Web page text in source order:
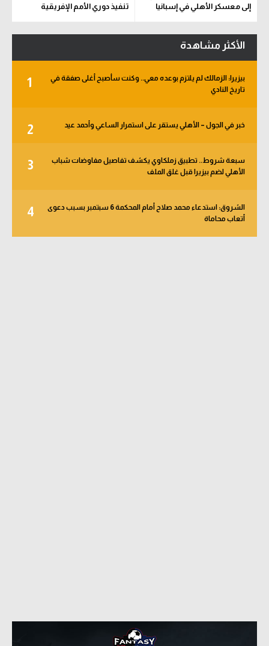
إلى معسكر الأهلي في إسبانيا
تنفيذ دوري الأمم الإفريقية
الأكثر مشاهدة
1
بيزيرا: الزمالك لم يلتزم بوعده معي.. وكنت سأصبح أغلى صفقة في
تاريخ النادي
2 خبر في الجول – الأهلي يستقر على استمرار الساعي وأحمد عيد
3
سبعة شروط.. تطبيق زملكاوي يكشف تفاصيل مفاوضات شباب
الأهلي لضم بيزيرا قبل غلق الملف
4
الشروق: استدعاء محمد صلاح أمام المحكمة 6 سبتمبر بسبب دعوى
أتعاب محاماة